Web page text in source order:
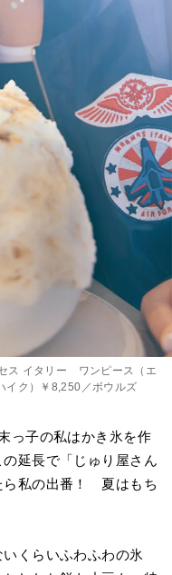
ス イタリー ワンピース（エ
イク）￥8,250／ボウルズ
っ子の私はかき氷を作
延長で「じゅり屋さん
ら私の出番！ 夏はもち
くらいふわふわの氷